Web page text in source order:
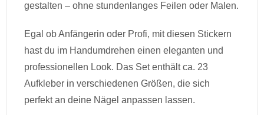
gestalten – ohne stundenlanges Feilen oder Malen.
Egal ob Anfängerin oder Profi, mit diesen Stickern
hast du im Handumdrehen einen eleganten und
professionellen Look. Das Set enthält ca. 23
Aufkleber in verschiedenen Größen, die sich
perfekt an deine Nägel anpassen lassen.